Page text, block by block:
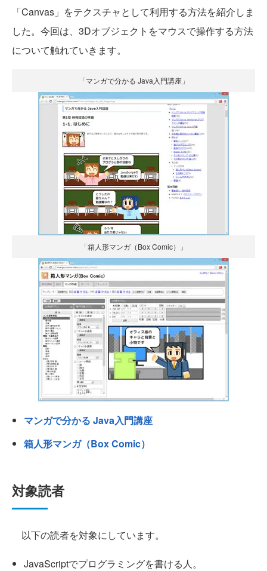
「Canvas」をテクスチャとして利用する方法を紹介しま
した。今回は、3Dオブジェクトをマウスで操作する方法
について触れていきます。
「マンガで分かる Java入門講座」
「箱人形マンガ（Box Comic）」
マンガで分かる Java入門講座
箱人形マンガ（Box Comic）
対象読者
以下の読者を対象にしています。
JavaScriptでプログラミングを書ける人。